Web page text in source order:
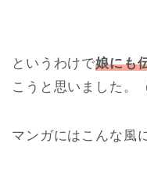
というわけで娘にも
こうと思いました。
マンガにはこんな風